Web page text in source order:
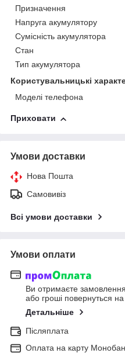
Призначення
Напруга акумулятору
Сумісність акумулятора
Стан
Тип акумулятора
Користувальницькі
Моделі телефона
Приховати
Умови доставки
Нова Пошта
Самовивіз
Всі умови доставки
Умови оплати
Ви отримаєте замовлення
або гроші повернуться
Детальніше
Післяплата
Оплата на карту